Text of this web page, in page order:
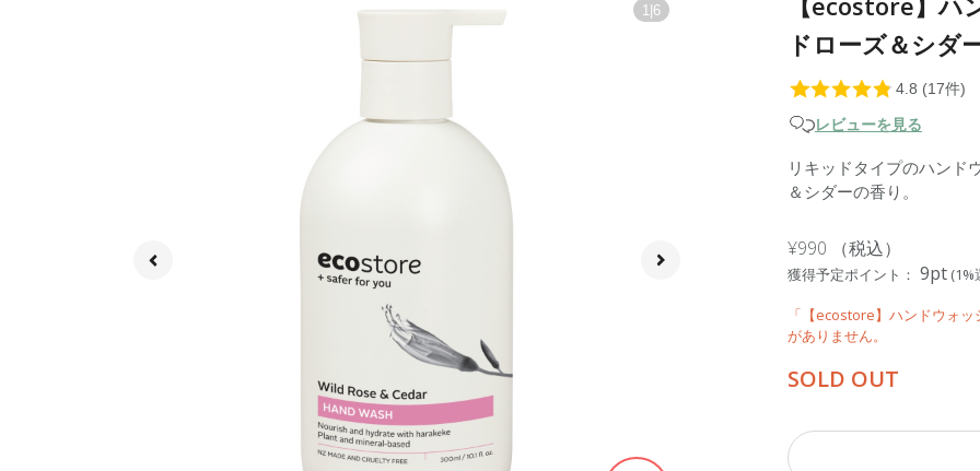
1 |6
ドローズ＆シダ
レビューを見る
リキッドタイプのハンド
＆シダーの香り。
¥990 （税込）
獲得予定ポイント： 9pt (1%
「【ecostore】ハンドウォ
がありません。
SOLD OUT